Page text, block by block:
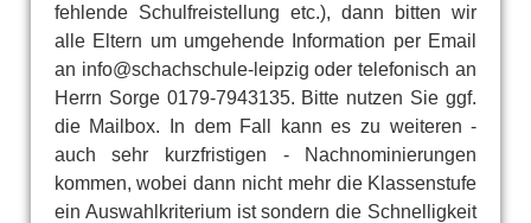
fehlende Schulfreistellung etc.), dann bitten wir
alle Eltern um umgehende Information per Email
an info@schachschule-leipzig oder telefonisch an
Herrn Sorge 0179-7943135. Bitte nutzen Sie ggf.
die Mailbox. In dem Fall kann es zu weiteren -
auch sehr kurzfristigen - Nachnominierungen
kommen, wobei dann nicht mehr die Klassenstufe
ein Auswahlkriterium ist sondern die Schnelligkeit